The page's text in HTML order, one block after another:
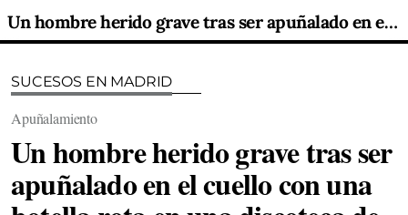
Un hombre herido grave tras ser apuñalado en el cuello con una botella rota en una discoteca de Vallecas
SUCESOS EN MADRID
Apuñalamiento
Un hombre herido grave tras ser
apuñalado en el cuello con una